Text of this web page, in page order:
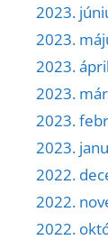
2023.
2023.
2023.
2023.
2023.
2023.
2022.
2022.
2022.